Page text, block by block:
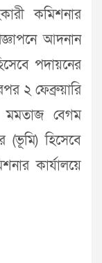
কমিশনার
আদনান
পদায়নের
২ ফেব্রুয়ারি
মমতাজ বেগম
(ভূমি) হিসেবে
কার্যালয়ে